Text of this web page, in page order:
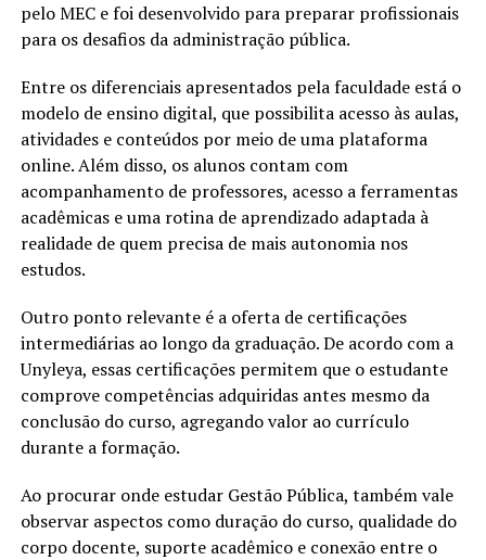
pelo MEC e foi desenvolvido para preparar profissionais
para os desafios da administração pública.
Entre os diferenciais apresentados pela faculdade está o
modelo de ensino digital, que possibilita acesso às aulas,
atividades e conteúdos por meio de uma plataforma
online. Além disso, os alunos contam com
acompanhamento de professores, acesso a ferramentas
acadêmicas e uma rotina de aprendizado adaptada à
realidade de quem precisa de mais autonomia nos
estudos.
Outro ponto relevante é a oferta de certificações
intermediárias ao longo da graduação. De acordo com a
Unyleya, essas certificações permitem que o estudante
comprove competências adquiridas antes mesmo da
conclusão do curso, agregando valor ao currículo
durante a formação.
Ao procurar onde estudar Gestão Pública, também vale
observar aspectos como duração do curso, qualidade do
corpo docente, suporte acadêmico e conexão entre o